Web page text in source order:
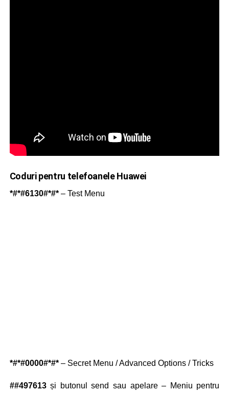
Coduri pentru telefoanele Huawei
*#*#6130#*#*– Test Menu
*#*#0000#*#*– Secret Menu / Advanced Options / Tricks
##497613și butonul send sau apelare – Meniu pentru